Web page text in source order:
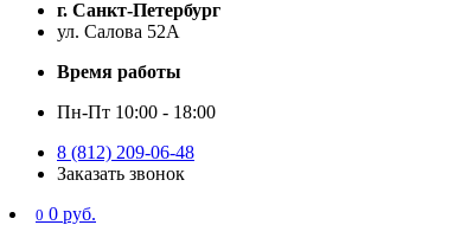
г. Санкт-Петербург
ул. Салова 52А
Время работы
Пн-Пт 10:00 - 18:00
8 (812) 209-06-48
Заказать звонок
0 0 руб.